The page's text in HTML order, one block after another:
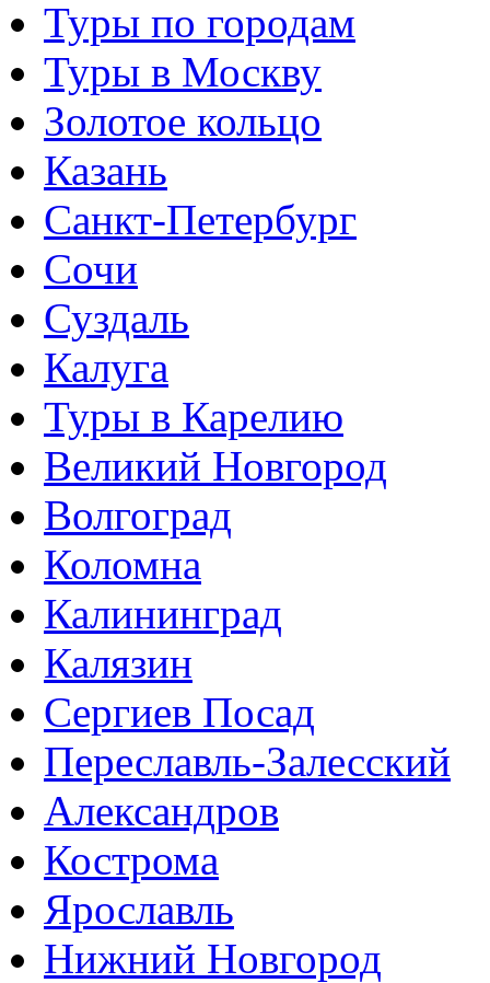
Туры по городам
Туры в Москву
Золотое кольцо
Казань
Санкт-Петербург
Сочи
Суздаль
Калуга
Туры в Карелию
Великий Новгород
Волгоград
Коломна
Калининград
Калязин
Сергиев Посад
Переславль-Залесский
Александров
Кострома
Ярославль
Нижний Новгород